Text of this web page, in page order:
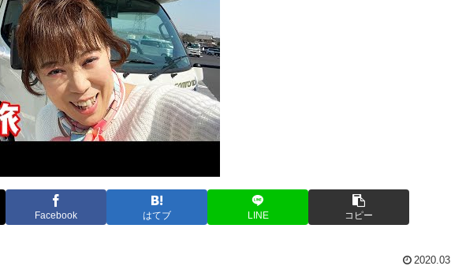
Facebook はてブ LINE コピー